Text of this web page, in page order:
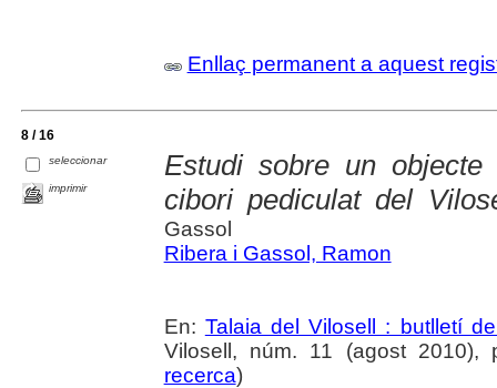
Enllaç permanent a aquest
8 / 16
seleccionar
imprimir
Estudi sobre un
cibori pediculat del
Gassol
Ribera i Gassol, Ramon
En: Talaia del Vilosell : butlletí
Vilosell, núm. 11 (agost
recerca)